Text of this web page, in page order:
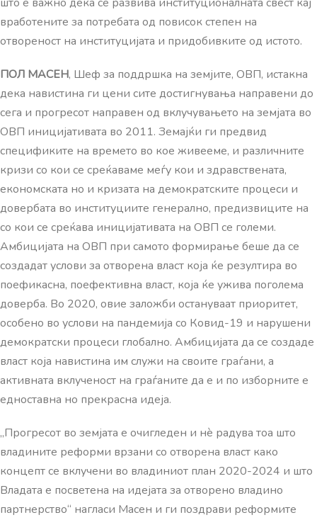
вработените за потребата од повисок степен на
отвореност на институцијата и придобивките од истото.
ПОЛ МАСЕН, Шеф за поддршка на земјите, ОВП, истакна
дека навистина ги цени сите достигнувања направени до
сега и прогресот направен од вклучувањето на земјата во
ОВП иницијативата во 2011. Земајќи ги предвид
спецификите на времето во кое живееме, и различните
кризи со кои се среќаваме меѓу кои и здравствената,
економската но и кризата на демократските процеси и
довербата во институциите генерално, предизвиците на
со кои се среќава иницијативата на ОВП се големи.
Амбицијата на ОВП при самото формирање беше да се
создадат услови за отворена власт која ќе резултира во
поефикасна, поефективна власт, која ќе ужива поголема
доверба. Во 2020, овие заложби остануваат приоритет,
особено во услови на пандемија со Ковид-19 и нарушени
демократски процеси глобално. Амбицијата да се создаде
власт која навистина им служи на своите граѓани, а
активната вклученост на граѓаните да е и по изборните е
едноставна но прекрасна идеја.
„Прогресот во земјата е очигледен и нè радува тоа што
владините реформи врзани со отворена власт како
концепт се вклучени во владиниот план 2020-2024 и што
Владата е посветена на идејата за отворено владино
партнерство“ нагласи Масен и ги поздрави реформите